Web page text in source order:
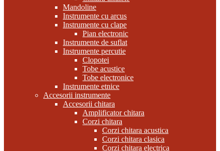
Mandoline
Instrumente cu arcus
Instrumente cu clape
Pian electronic
Instrumente de suflat
Instrumente percutie
Clopotei
Tobe acustice
Tobe electronice
Instrumente etnice
Accesorii instrumente
Accesorii chitara
Amplificator chitara
Corzi chitara
Corzi chitara acustica
Corzi chitara clasica
Corzi chitara electrica